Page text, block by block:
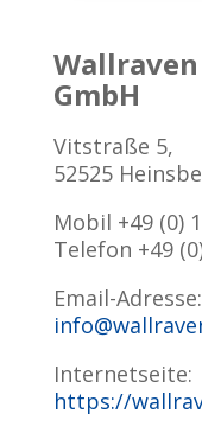
GmbH
Vitstraße 5,
52525
Mobil +49 (0)
Telefon +49
Email-Adresse:
Internetseite:
https://